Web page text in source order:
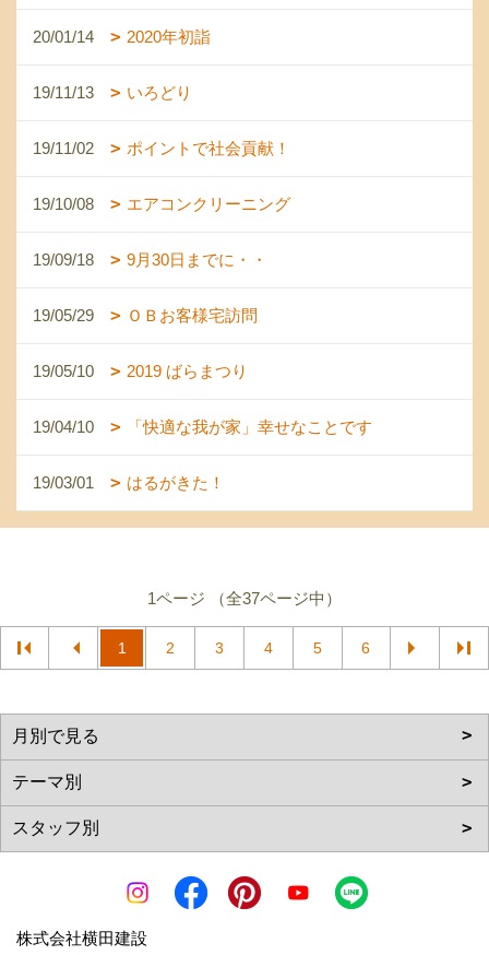
20/01/14 2020年初詣
19/11/13 いろどり
19/11/02 ポイントで社会貢献！
19/10/08 エアコンクリーニング
19/09/18 9月30日までに・・
19/05/29 ＯＢお客様宅訪問
19/05/10 2019 ばらまつり
19/04/10 「快適な我が家」幸せなことです
19/03/01 はるがきた！
1ページ （全37ページ中）
1 2 3 4 5 6
株式会社横田建設